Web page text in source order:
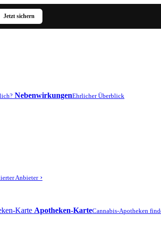
Jetzt sichern
NebenwirkungenEhrlicher Überblick
Anbieter ›
Apotheken-KarteCannabis-Apotheken